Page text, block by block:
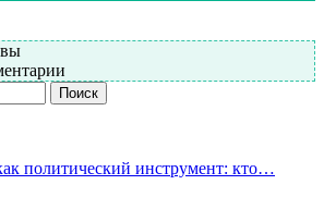
политический инструмент: кто…